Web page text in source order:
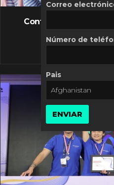
FLASH
Controversia de
10
Correo
Número de
Pais
ENVIAR